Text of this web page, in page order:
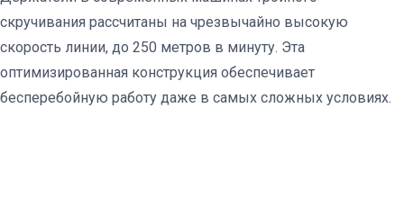
скручивания рассчитаны на чрезвычайно высокую
скорость линии, до 250 метров в минуту. Эта
оптимизированная конструкция обеспечивает
бесперебойную работу даже в самых сложных условиях.